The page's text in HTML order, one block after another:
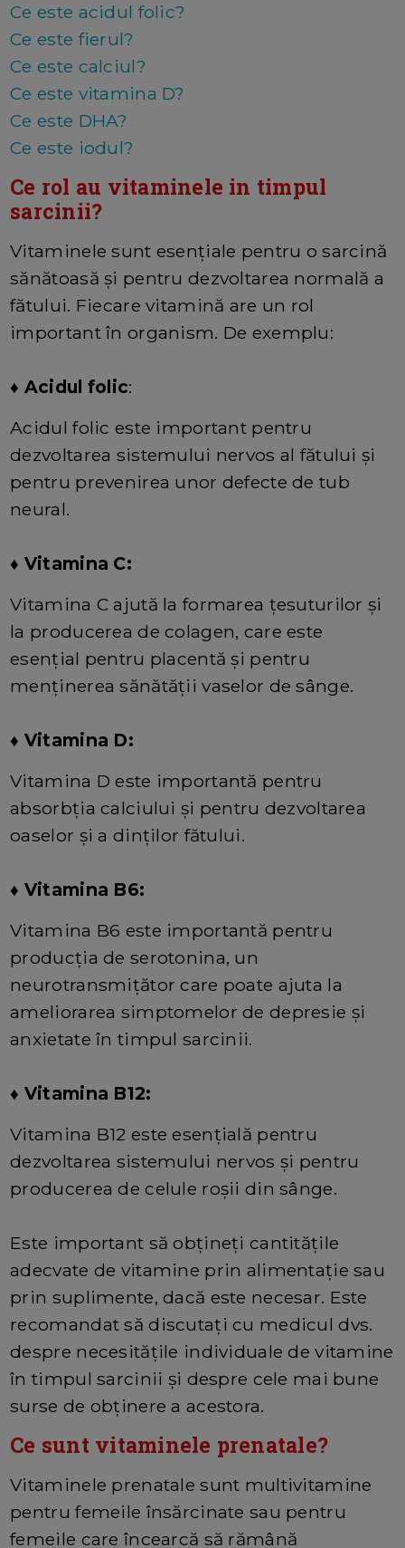
Ce este acidul folic?
Ce este fierul?
Ce este calciul?
Ce este vitamina D?
Ce este DHA?
Ce este iodul?
Ce rol au vitaminele in timpul
sarcinii?
Vitaminele sunt esențiale pentru o sarcină
sănătoasă și pentru dezvoltarea normală a
fătului. Fiecare vitamină are un rol
important în organism. De exemplu:
♦ Acidul folic:
Acidul folic este important pentru
dezvoltarea sistemului nervos al fătului și
pentru prevenirea unor defecte de tub
neural.
♦ Vitamina C:
Vitamina C ajută la formarea țesuturilor și
la producerea de colagen, care este
esențial pentru placentă și pentru
menținerea sănătății vaselor de sânge.
♦ Vitamina D:
Vitamina D este importantă pentru
absorbția calciului și pentru dezvoltarea
oaselor și a dinților fătului.
♦ Vitamina B6:
Vitamina B6 este importantă pentru
producția de serotonina, un
neurotransmițător care poate ajuta la
ameliorarea simptomelor de depresie și
anxietate în timpul sarcinii.
♦ Vitamina B12:
Vitamina B12 este esențială pentru
dezvoltarea sistemului nervos și pentru
producerea de celule roșii din sânge.
Este important să obțineți cantitățile
adecvate de vitamine prin alimentație sau
prin suplimente, dacă este necesar. Este
recomandat să discutați cu medicul dvs.
despre necesitățile individuale de vitamine
în timpul sarcinii și despre cele mai bune
surse de obținere a acestora.
Ce sunt vitaminele prenatale?
Vitaminele prenatale sunt multivitamine
pentru femeile însărcinate sau pentru
femeile care încearcă să rămână